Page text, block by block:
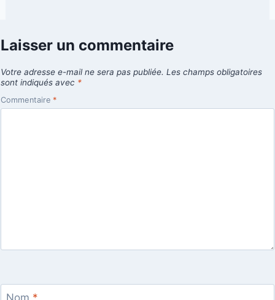
Laisser un commentaire
Votre adresse e-mail ne sera pas publiée. Les champs obligatoires
sont indiqués avec *
Commentaire *
Nom *